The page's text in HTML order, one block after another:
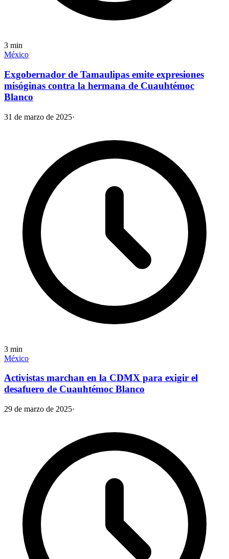
3 min
México
Exgobernador de Tamaulipas emite expresiones
misóginas contra la hermana de Cuauhtémoc
Blanco
31 de marzo de 2025·
3 min
México
Activistas marchan en la CDMX para exigir el
desafuero de Cuauhtémoc Blanco
29 de marzo de 2025·